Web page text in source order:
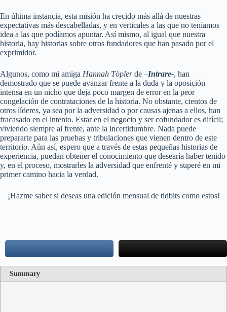
En última instancia, esta misión ha crecido más allá de nuestras
expectativas más descabelladas, y en verticales a las que no teníamos
idea a las que podíamos apuntar. Así mismo, al igual que nuestra
historia, hay historias sobre otros fundadores que han pasado por el
exprimidor.
Algunos, como mi amiga Hannah Töplerde –Intrare-, han
demostrado que se puede avanzar frente a la duda y la oposición
intensa en un nicho que deja poco margen de error en la peor
congelación de contrataciones de la historia. No obstante, cientos de
otros líderes, ya sea por la adversidad o por causas ajenas a ellos, han
fracasado en el intento. Estar en el negocio y ser cofundador es difícil;
viviendo siempre al frente, ante la incertidumbre. Nada puede
prepararte para las pruebas y tribulaciones que vienen dentro de este
territorio. Aún así, espero que a través de estas pequeñas historias de
experiencia, puedan obtener el conocimiento que desearía haber tenido
y, en el proceso, mostrarles la adversidad que enfrenté y superé en mi
primer camino hacia la verdad.
¡Hazme saber si deseas una edición mensual de tidbits como estos!
Summary